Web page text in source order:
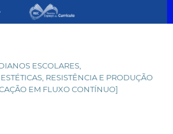
ESCOLARES,
RESISTÊNCIA E PRODUÇÃO
EM FLUXO CONTÍNUO]